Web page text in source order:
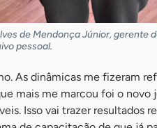
de Mendonça Júnior, gerente
pessoal.
As dinâmicas me fizeram
mais me marcou foi o
Isso vai trazer resultados